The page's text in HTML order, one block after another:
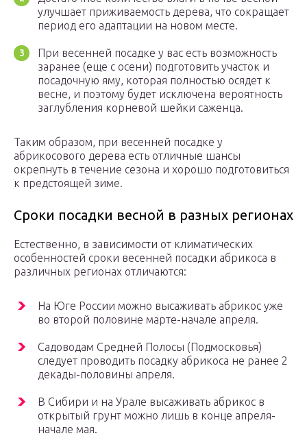
улучшает приживаемость дерева, что сокращает
период его адаптации на новом месте.
При весенней посадке у вас есть возможность
заранее (еще с осени) подготовить участок и
посадочную яму, которая полностью осядет к
весне, и поэтому будет исключена вероятность
заглубления корневой шейки саженца.
Таким образом, при весенней посадке у
абрикосового дерева есть отличные шансы
окрепнуть в течение сезона и хорошо подготовиться
к предстоящей зиме.
Сроки посадки весной в разных регионах
Естественно, в зависимости от климатических
особенностей сроки весенней посадки абрикоса в
различных регионах отличаются:
На Юге России можно высаживать абрикос уже
во второй половине марте-начале апреля.
Садоводам Средней Полосы (Подмосковья)
следует проводить посадку абрикоса не ранее 2
декады-половины апреля.
В Сибири и на Урале высаживать абрикос в
открытый грунт можно лишь в конце апреля-
начале мая.